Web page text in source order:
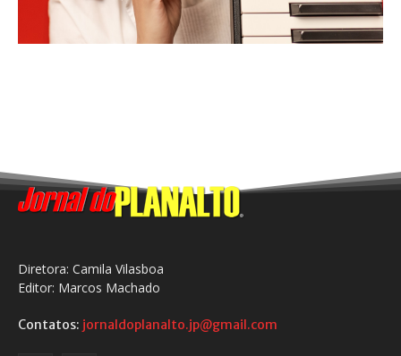
Diretora: Camila Vilasboa
Editor: Marcos Machado
Contatos: jornaldoplanalto.jp@gmail.com